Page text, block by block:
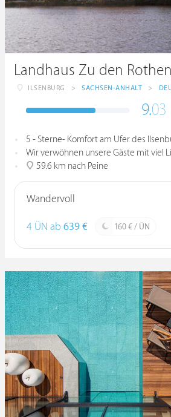
Landhaus Zu den
ILSENBURG > SACHSEN-ANHALT >
9.03
5 - Sterne- Komfort am Ufer des
Wir verwöhnen unsere Gäste mit viel
59.6 km nach Peine
Wandervoll
4 ÜN ab 639 € 160 € / ÜN